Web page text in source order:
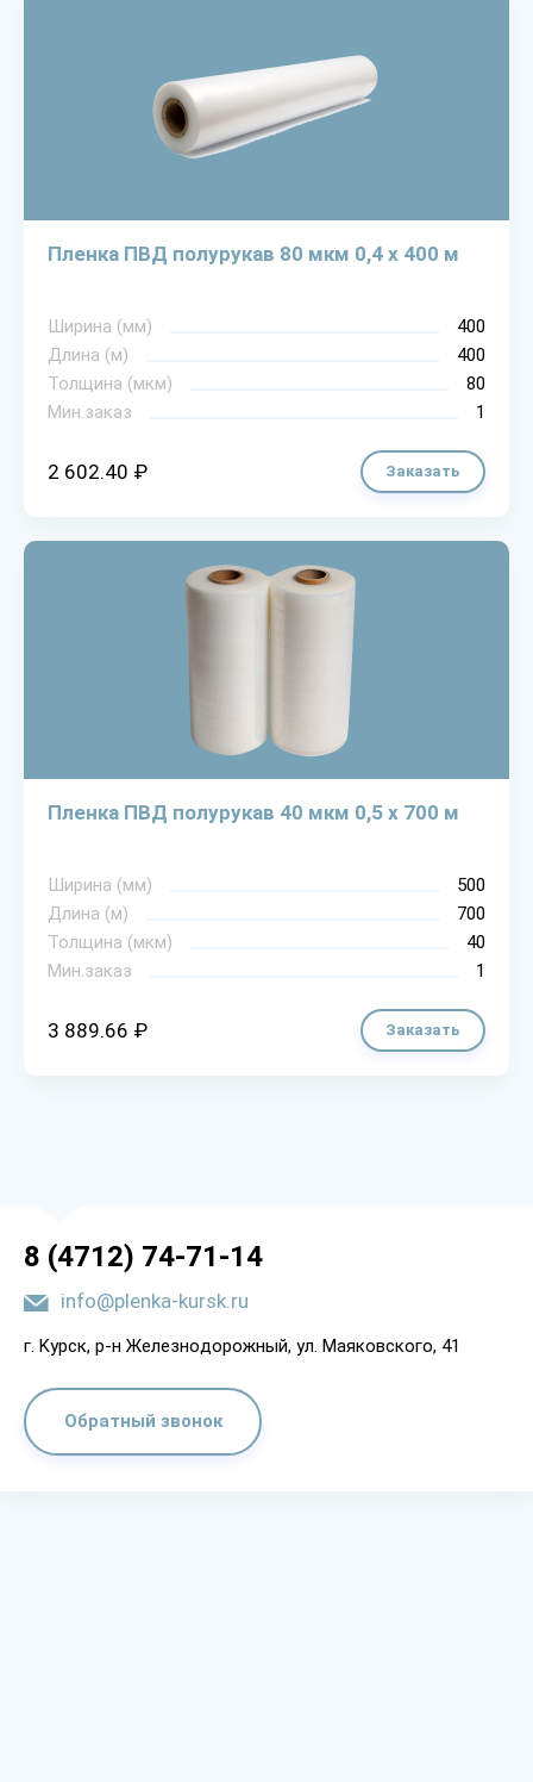
Пленка ПВД полурукав 80 мкм 0,4 х 400 м
Ширина (мм)
400
Длина (м)
400
Толщина (мкм)
80
Мин.заказ
1
2 602.40 ₽ Заказать
Пленка ПВД полурукав 40 мкм 0,5 х 700 м
Ширина (мм)
500
Длина (м)
700
Толщина (мкм)
40
Мин.заказ
1
3 889.66 ₽ Заказать
8 (4712) 74-71-14
info@plenka-kursk.ru
г. Kypcк, p-н Жeлeзнoдopoжный, yл. Мaякoвcкoгo, 41
Обратный звонок